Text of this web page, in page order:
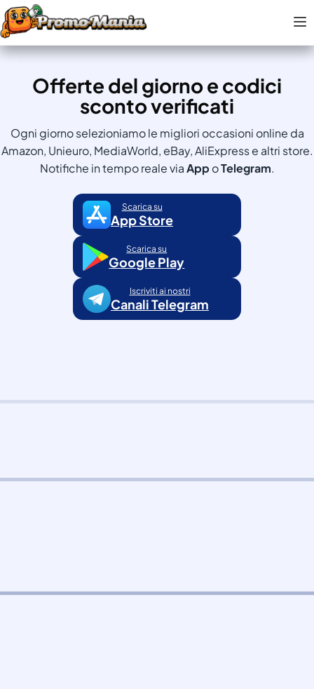
Offerte del giorno e codici
sconto verificati
Ogni giorno selezioniamo le migliori occasioni online da
Amazon, Unieuro, MediaWorld, eBay, AliExpress e altri store.
Notifiche in tempo reale viaApp oTelegram.
Scarica su
App Store
Scarica su
Google Play
Iscriviti ai nostri
Canali Telegram